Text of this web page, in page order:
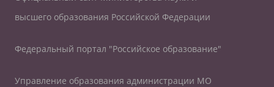
высшего образования Российской Федерации
Федеральный портал "Российское образование"
Управление образования администрации МО